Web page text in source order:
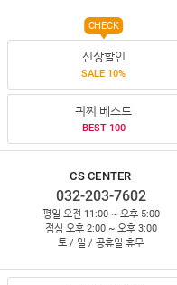
신상할인
SALE 10%
CHECK
귀찌 베스트
BEST 100
CS CENTER
032-203-7602
평일 오전 11:00 ~ 오후 5:00
점심 오후 2:00 ~ 오후 3:00
토 / 일 / 공휴일 휴무